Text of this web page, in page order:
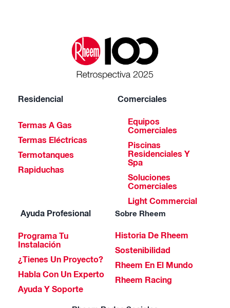
Residencial
Termas A Gas
Termas Eléctricas
Termotanques
Rapiduchas
Comerciales
Equipos
Comerciales
Piscinas
Residenciales Y
Spa
Soluciones
Comerciales
Light Commercial
Ayuda Profesional
Programa Tu
Instalación
¿Tienes Un Proyecto?
Habla Con Un Experto
Ayuda Y Soporte
Sobre Rheem
Historia De Rheem
Sostenibilidad
Rheem En El Mundo
Rheem Racing